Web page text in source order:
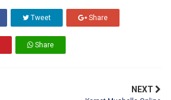
Tweet Share
Share
NEXT